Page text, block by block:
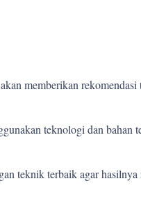
memberikan rekomendasi
teknologi dan bahan
teknik terbaik agar hasilnya